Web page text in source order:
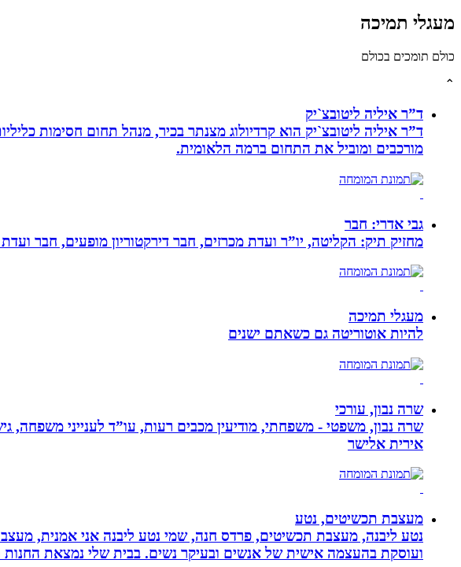
מעגלי תמיכה
כולם תומכים בכולם
⌃
ד”ר איליה ליטובצ`יק
מורכבים ומוביל את התחום ברמה הלאומית.
גבי אדרי: חבר
מחזיק תיק: הקליטה, יו”ר ועדת מכרזים, חבר דירקטוריון מופעים, חבר
מעגלי תמיכה
להיות אוטוריטה גם כשאתם ישנים
שרה נבון, עורכי
שרה נבון, משפטי - משפחתי, מודיעין מכבים רעות, עו”ד לענייני משפחה,
אירית אלישר
מעצבת תכשיטים, נטע
נטע ליבנה, מעצבת תכשיטים, פרדס חנה, שמי נטע ליבנה אני אמנית, מעצבת
ועוסקת בהעצמה אישית של אנשים ובעיקר נשים. בבית שלי נמצאת החנות